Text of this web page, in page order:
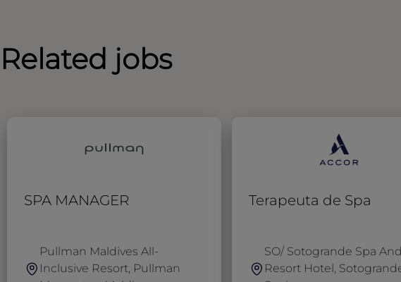
Related jobs
SPA MANAGER
Pullman Maldives All-
Inclusive Resort, Pullman
Terapeuta de Spa
SO/ Sotogrande Spa
Resort Hotel,